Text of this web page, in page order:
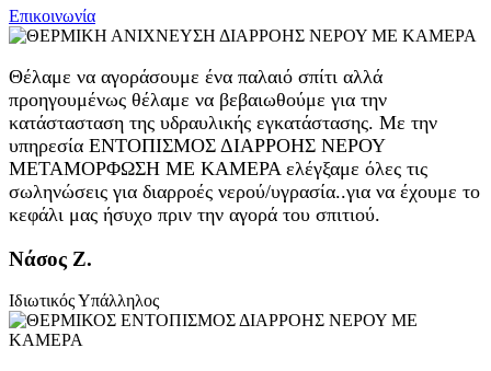
Επικοινωνία
Θέλαμε να αγοράσουμε ένα παλαιό σπίτι αλλά
προηγουμένως θέλαμε να βεβαιωθούμε για την
κατάστασταση της υδραυλικής εγκατάστασης. Με την
υπηρεσία ΕΝΤΟΠΙΣΜΟΣ ΔΙΑΡΡΟΗΣ ΝΕΡΟΥ
ΜΕΤΑΜΟΡΦΩΣΗ ΜΕ ΚΑΜΕΡΑ ελέγξαμε όλες τις
σωληνώσεις για διαρροές νερού/υγρασία..για να έχουμε το
κεφάλι μας ήσυχο πριν την αγορά του σπιτιού.
Νάσος Ζ.
Ιδιωτικός Υπάλληλος